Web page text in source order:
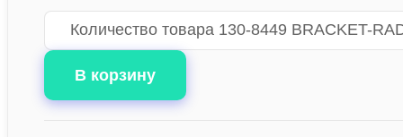
Количество товара 130-8449 BRACKET-
В корзину